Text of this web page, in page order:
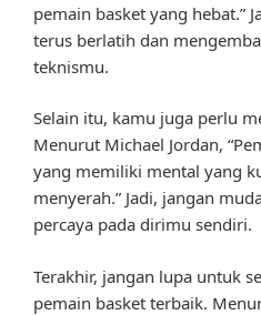
pemain basket yang hebat.”
terus berlatih dan
teknismu.
Selain itu, kamu juga perlu
Menurut Michael Jordan,
yang memiliki mental yang
menyerah.” Jadi, jangan
percaya pada dirimu sendiri.
Terakhir, jangan lupa untuk
pemain basket terbaik.